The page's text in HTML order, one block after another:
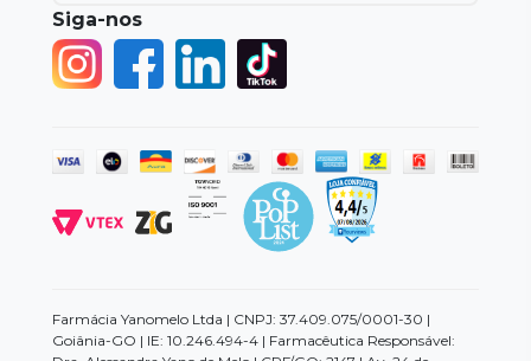
Siga-nos
Farmácia Yanomelo Ltda | CNPJ: 37.409.075/0001-30 |
Goiânia-GO | IE: 10.246.494-4 | Farmacêutica Responsável: